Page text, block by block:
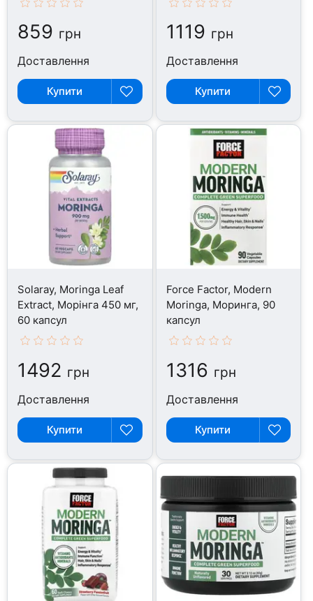
859 грн
Доставлення
Купити
1119 грн
Доставлення
Купити
Solaray, Moringa Leaf
Extract, Морінга 450 мг,
60 капсул
1492 грн
Доставлення
Купити
Force Factor, Modern
Moringa, Моринга, 90
капсул
1316 грн
Доставлення
Купити